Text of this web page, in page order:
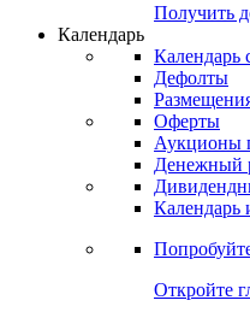
Получить
Календарь
Календарь
Дефолты
Оферты
Аукционы
Денежный
Календарь
Откройте